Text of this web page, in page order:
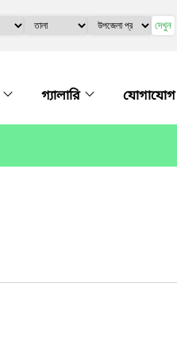
দেখুন
গ্যালারি যোগাযোগ